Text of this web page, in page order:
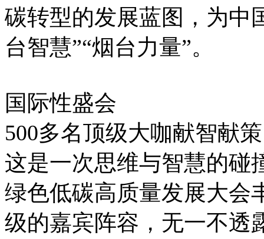
碳转型的发展蓝图，为中
台智慧”“烟台力量”。
国际性盛会
500多名顶级大咖献智献策
这是一次思维与智慧的碰
绿色低碳高质量发展大会
级的嘉宾阵容，无一不透